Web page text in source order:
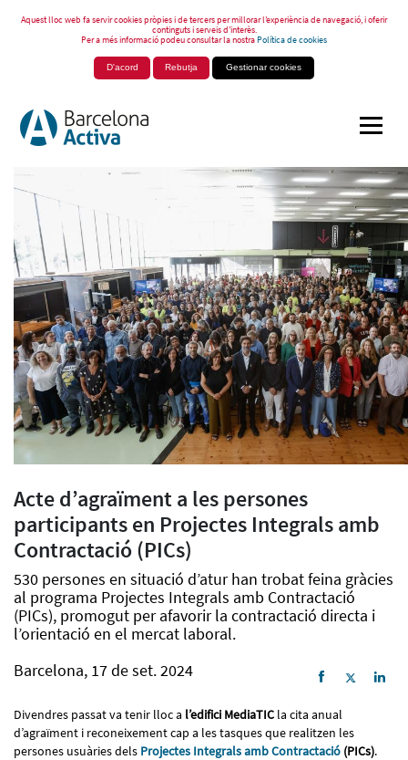
Aquest lloc web fa servir cookies pròpies i de tercers per millorar l’experiència de navegació, i oferir
continguts i serveis d’interès.
Per a més informació podeu consultar la nostraPolítica de cookies
D'acord Rebutja Gestionar cookies
Acte d’agraïment a les persones
participants en Projectes Integrals amb
Contractació (PICs)
530 persones en situació d’atur han trobat feina gràcies
al programa Projectes Integrals amb Contractació
(PICs), promogut per afavorir la contractació directa i
l’orientació en el mercat laboral.
Barcelona, 17 de set. 2024
Divendres passat va tenir lloc a l’edifici MediaTIC la cita anual
d’agraïment i reconeixement cap a les tasques que realitzen les
persones usuàries dels Projectes Integrals amb Contractació (PICs).